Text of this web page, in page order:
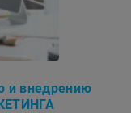
и внедрению